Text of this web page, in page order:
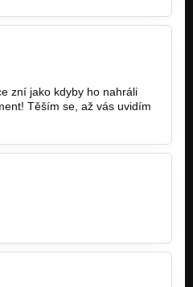
(CD 2015)
2015)
(CD 2009)
zní jako kdyby ho nahráli
Těším se, až vás uvidím